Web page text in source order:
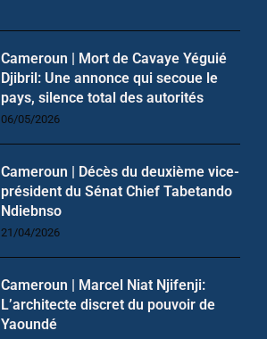
Cameroun | Mort de Cavaye Yéguié
Djibril: Une annonce qui secoue le
pays, silence total des autorités
06/05/2026
Cameroun | Décès du deuxième vice-
président du Sénat Chief Tabetando
Ndiebnso
21/04/2026
Cameroun | Marcel Niat Njifenji:
L’architecte discret du pouvoir de
Yaoundé